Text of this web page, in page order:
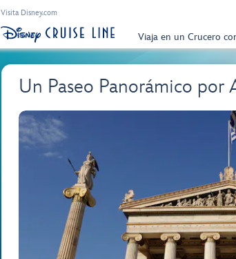
Visita Disney.com
Viaja en un Crucero
Un Paseo Panorámico por